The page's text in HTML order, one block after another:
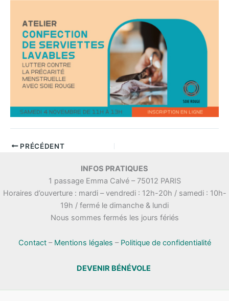
PRÉCÉDENT
INFOS PRATIQUES
1 passage Emma Calvé – 75012 PARIS
Horaires d’ouverture : mardi – vendredi : 12h-20h / samedi : 10h-
19h / fermé le dimanche & lundi
Nous sommes fermés les jours fériés
Contact– Mentions légales – Politique de confidentialité
DEVENIR BÉNÉVOLE